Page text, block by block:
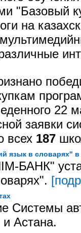
"Базовый
на
22
заявки
всех 187
язык в
БАНК"
Системы
Астана.